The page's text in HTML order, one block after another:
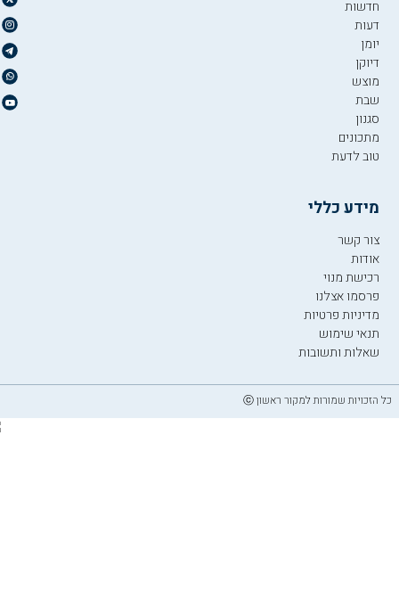
חדשות
דעות
יומן
דיוקן
מוצש
שבת
סגנון
מתכונים
טוב לדעת
מידע כללי
צור קשר
אודות
רכישת מנוי
פרסמו אצלנו
מדיניות פרטיות
תנאי שימוש
שאלות ותשובות
כל הזכויות שמורות למקור ראשון ⓒ